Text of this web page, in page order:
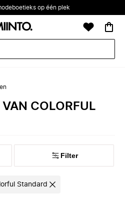
op één plek
COLORFUL
Filter
Standard